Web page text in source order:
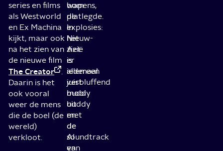
series en films
als Westworld
en Ex Machina
kijkt, maar ook
na het zien van
de nieuwe film
The Creator
.
Daarin is het
ook vooral
weer de mens
die de boel (de
wereld)
verkloot.
bom
platlegde.
In
Nieuw-
Azië
is
iedereen
juist
buddy
buddy
met
de
AI
en
wapens,
de
explosies:
het
ziet
er
allemaal
verbluffend
mooi
uit
en
de
soundtrack
van